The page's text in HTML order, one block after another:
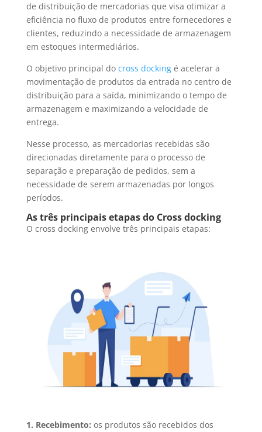
de distribuição de mercadorias que visa otimizar a
eficiência no fluxo de produtos entre fornecedores e
clientes, reduzindo a necessidade de armazenagem
em estoques intermediários.
O objetivo principal do cross dockingé acelerar a
movimentação de produtos da entrada no centro de
distribuição para a saída, minimizando o tempo de
armazenagem e maximizando a velocidade de
entrega.
Nesse processo, as mercadorias recebidas são
direcionadas diretamente para o processo de
separação e preparação de pedidos, sem a
necessidade de serem armazenadas por longos
períodos.
As três principais etapas do Cross docking
O cross docking envolve três principais etapas:
1. Recebimento: os produtos são recebidos dos